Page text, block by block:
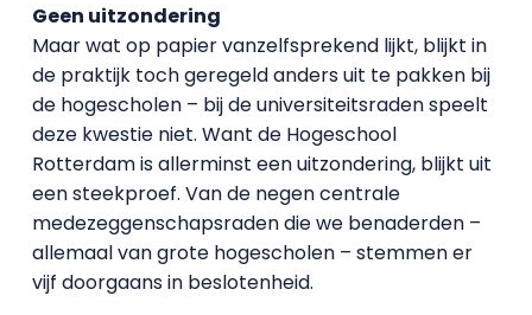
Geen uitzondering
Maar wat op papier vanzelfsprekend lijkt, blijkt in
de praktijk toch geregeld anders uit te pakken bij
de hogescholen – bij de universiteitsraden speelt
deze kwestie niet. Want de Hogeschool
Rotterdam is allerminst een uitzondering, blijkt uit
een steekproef. Van de negen centrale
medezeggenschapsraden die we benaderden –
allemaal van grote hogescholen – stemmen er
vijf doorgaans in beslotenheid.